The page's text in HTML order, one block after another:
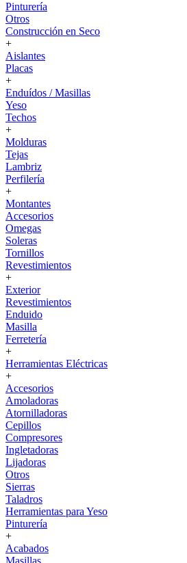
Pinturería
Otros
Construcción en Seco
+
Aislantes
Placas
+
Enduídos / Masillas
Yeso
Techos
+
Molduras
Tejas
Lambriz
Perfilería
+
Montantes
Accesorios
Omegas
Soleras
Tornillos
Revestimientos
+
Exterior
Revestimientos
Enduido
Masilla
Ferretería
+
Herramientas Eléctricas
+
Accesorios
Amoladoras
Atornilladoras
Cepillos
Compresores
Ingletadoras
Lijadoras
Otros
Sierras
Taladros
Herramientas para Yeso
Pinturería
+
Acabados
Masillas